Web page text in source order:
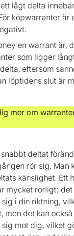
lågt delta
köpwarranter är
en warrant är,
som ligger
eftersom
löptidens slut är
mer om
deltat
rör sig. Man
känslighet. Ett
mycket rörligt;
i din riktning,
men det kan
mot dig, vilket